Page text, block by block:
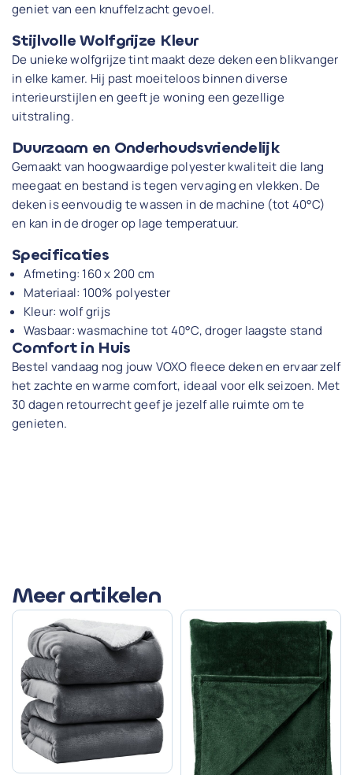
geniet van een knuffelzacht gevoel.
Stijlvolle Wolfgrijze Kleur
De unieke wolfgrijze tint maakt deze deken een blikvanger
in elke kamer. Hij past moeiteloos binnen diverse
interieurstijlen en geeft je woning een gezellige
uitstraling.
Duurzaam en Onderhoudsvriendelijk
Gemaakt van hoogwaardige polyester kwaliteit die lang
meegaat en bestand is tegen vervaging en vlekken. De
deken is eenvoudig te wassen in de machine (tot 40°C)
en kan in de droger op lage temperatuur.
Specificaties
Afmeting: 160 x 200 cm
Materiaal: 100% polyester
Kleur: wolf grijs
Wasbaar: wasmachine tot 40°C, droger laagste stand
Comfort in Huis
Bestel vandaag nog jouw VOXO fleece deken en ervaar zelf
het zachte en warme comfort, ideaal voor elk seizoen. Met
30 dagen retourrecht geef je jezelf alle ruimte om te
genieten.
Meer artikelen